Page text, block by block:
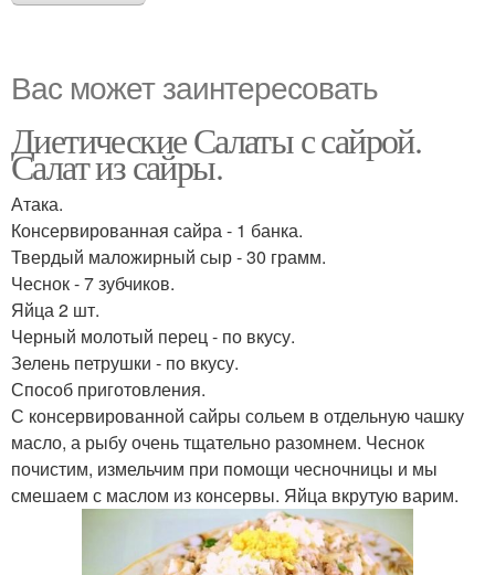
Вас может заинтересовать
Диетические Салаты с сайрой.
Салат из сайры.
Атака.
Консервированная сайра - 1 банка.
Твердый маложирный сыр - 30 грамм.
Чеснок - 7 зубчиков.
Яйца 2 шт.
Черный молотый перец - по вкусу.
Зелень петрушки - по вкусу.
Способ приготовления.
С консервированной сайры сольем в отдельную чашку
масло, а рыбу очень тщательно разомнем. Чеснок
почистим, измельчим при помощи чесночницы и мы
смешаем с маслом из консервы. Яйца вкрутую варим.